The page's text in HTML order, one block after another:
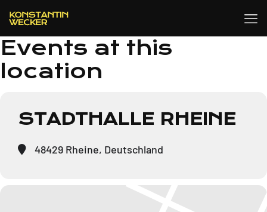
Events at this
location
STADTHALLE RHEINE
48429 Rheine, Deutschland